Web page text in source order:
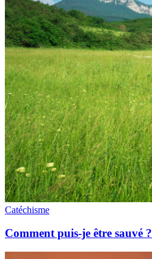
Catéchisme
Comment puis-je être sauvé ?